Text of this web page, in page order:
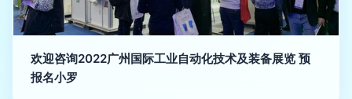
欢迎咨询2022广州国际工业自动化技术及装备展览 预
报名小罗